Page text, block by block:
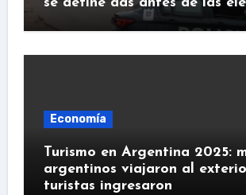
Economía
Turismo en Argentina 2025:
argentinos viajaron al
turistas ingresaron